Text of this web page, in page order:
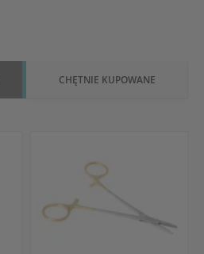
CHĘTNIE KUPOWANE